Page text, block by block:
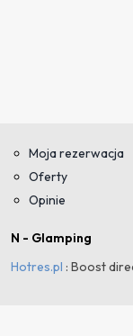
Moja rezerwacja
Oferty
Opinie
N - Glamping
Hotres.pl : Boost